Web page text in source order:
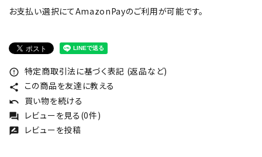
お支払い選択にてAmazonPayのご利用が可能です。
error_outline 特定商取引法に基づく表記 (返品など)
share この商品を友達に教える
undo 買い物を続ける
forum レビューを見る(0件)
rate_review レビューを投稿